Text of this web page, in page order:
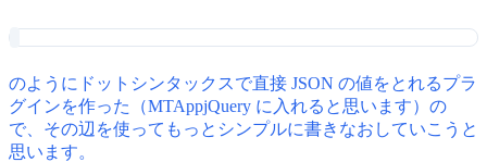
のようにドットシンタックスで直接 JSON の値をとれるプラ
グインを作った（MTAppjQuery に入れると思います）の
で、その辺を使ってもっとシンプルに書きなおしていこうと
思います。